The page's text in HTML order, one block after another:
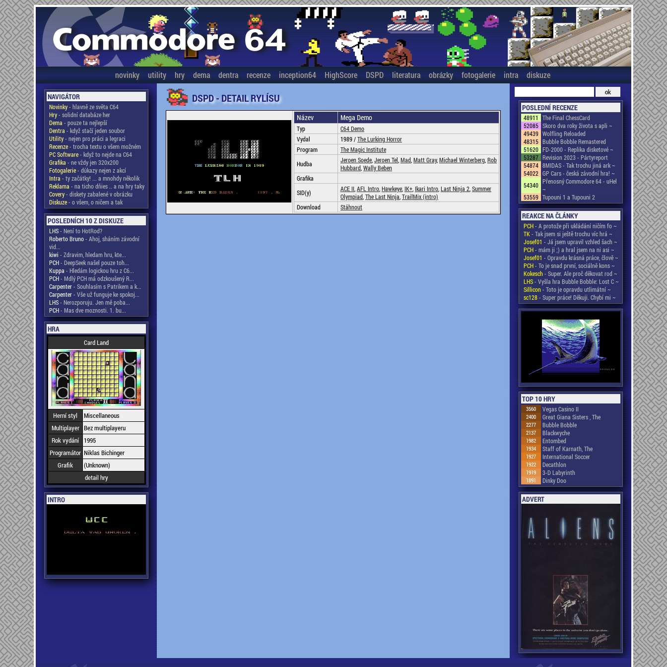
novinky utility hry dema dentra recenze inception64 HighScore DSPD literatura obrázky fotogalerie intra diskuze
NAVIGÁTOR
Novinky- hlavně ze světa C64
Hry- solidní databáze her
Dema - pouze ta nejlepší
Dentra - když stačí jeden soubor
Utility- nejen pro práci a legraci
Recenze- trocha textu o všem možném
PC Software- když to nejde na C64
Grafika - ne vždy jen 320x200
Fotogalerie- důkazy nejen z akcí
Intra - ty začátky! ... a mnohdy několik
Reklama - na ticho dňies .. a na hry taky
Covery- diskety zabalené v obrázku
Diskuze- o všem, o ničem a tak
POSLEDNÍCH 10 Z DISKUZE
LHS- Není to HotRod?
Roberto Bruno- Ahoj, sháním závodní
vid...
kiwi - Zdravim, hledam hru, kte...
PCH- DeepSeek našel pouze toh...
Kuppa - Hledám logickou hru z C6...
PCH- Mdlý PCH má odzkoušený R...
Carpenter- Souhlasím s Patrikem a k...
Carpenter- Vše už funguje ke spokoj...
LHS- Nerozporuju. Jen mě poba...
PCH- Mas dve moznosti. 1. bu...
HRA
Card Land
Herní styl
Miscellaneous
Multiplayer Bez multiplayeru
Rok vydání
1995
Programátor Niklas Bichinger
Grafik
(Unknown)
detail hry
INTRO
DSPD - DETAIL RYLÍSU
Název Mega Demo
Typ
C64 Demo
Vydal
1989 /The Lurking Horror
Program
The Magic Institute
Hudba
Jeroen Soede Jeroen Tel Mad Matt Gray, Michael Winterberg Rob
Hubbard Wally Beben
Grafika
SID(y)
ACE II AFL Intro Hawkeye IK+ Ikari Intro Last Ninja 2 Summer
Olympiad The Last Ninja TrailMix (intro)
Download
Stáhnout
POSLEDNÍ RECENZE
48911
The Final ChessCard
52085 Skoro dva roky života s apli ~
49439 Wolfling Reloaded
48315 Bubble Bobble Remastered
51620 FD-2000 - Replika disketové ~
53287 Revision 2023 - Pártyreport
54874 8MIDAS - Tak trochu jiná ark ~
54022 GP Cars - česká závodní hra! ~
54340 Přenosný Commodore 64 - uHel
~
53559 Tupouni 1 a Tupouni 2
REAKCE NA ČLÁNKY
PCH- A protože při ukládání ničím fo ~
TK- Tak jsem si ještě trochu víc hrá ~
Josef01 - Já jsem upravil vzhled šach ~
PCH- mám ji ;) a hral jsem na ni asi ~
Josef01 - Opravdu krásná práce, člově ~
PCH- To je snad první, sociálně kons ~
Kokesch- Super. Ale proč děkovat rod ~
LHS- Vyšla hra Bubble Bobble: Lost C ~
Sillicon- Toto je opravdu utlimátní ~
sc128- Super práce! Děkuji. Chybí mi ~
TOP 10 HRY
3560 Vegas Casino II
2400 Great Giana Sisters , The
2277 Bubble Bobble
2137 Blackwyche
1982 Entombed
1934 Staff of Karnath, The
1927 International Soccer
1922 Decathlon
1919 3-D Labyrinth
1891 Dinky Doo
ADVERT